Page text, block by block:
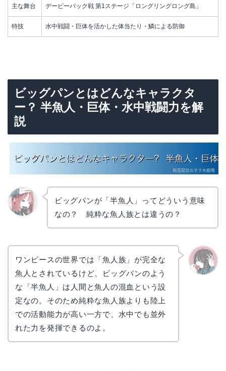
主な舞台 デービーバック戦 第1ステージ「ロングリングロング島」
特技 水中戦闘・巨体を活かした体当たり・鱗による防御
ビッグパンとはどんなキャラクタ
ー？ 半魚人・巨体・水中戦闘力を解
説
ビッグパンが「半魚人」ってどういう意味
なの？ 純粋な魚人族とは違うの？
ワンピースの世界では「魚人族」が完全な
魚人とされているけど、ビッグパンのよう
な「半魚人」は人間と魚人の混血という設
定なの。そのため純粋な魚人族よりも陸上
での活動能力が高い一方で、水中でも並外
れた力を発揮できるのよ。